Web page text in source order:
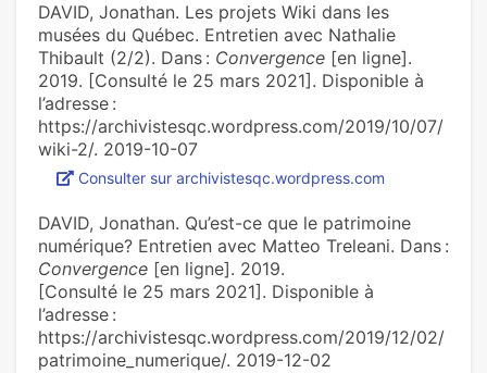
DAVID, Jonathan. Les projets Wiki dans les
musées du Québec. Entretien avec Nathalie
Thibault (2/2). Dans : Convergence [en ligne].
2019. [Consulté le 25 mars 2021]. Disponible à
l’adresse :
https://archivistesqc.wordpress.com/2019/10/07/
wiki-2/. 2019-10-07
Consulter sur archivistesqc.wordpress.com
DAVID, Jonathan. Qu’est-ce que le patrimoine
numérique? Entretien avec Matteo Treleani. Dans :
Convergence [en ligne]. 2019.
[Consulté le 25 mars 2021]. Disponible à
l’adresse :
https://archivistesqc.wordpress.com/2019/12/02/
patrimoine_numerique/. 2019-12-02